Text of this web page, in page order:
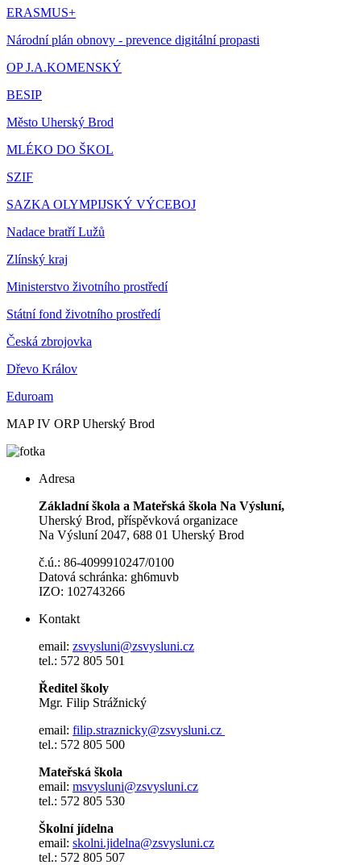
ERASMUS+
Národní plán obnovy - prevence digitální propasti
OP J.A.KOMENSKÝ
BESIP
Město Uherský Brod
MLÉKO DO ŠKOL
SZIF
SAZKA OLYMPIJSKÝ VÝCEBOJ
Nadace bratří Lužů
Zlínský kraj
Ministerstvo životního prostředí
Státní fond životního prostředí
Česká zbrojovka
Dřevo Králov
Eduroam
MAP IV ORP Uherský Brod
Adresa
Základní škola a Mateřská škola Na Výsluní,
Uherský Brod, příspěvková organizace
Na Výsluní 2047, 688 01 Uherský Brod
č.ú.: 86-4099910247/0100
Datová schránka: gh6muvb
IZO: 102743266
Kontakt
email: zsvysluni@zsvysluni.cz
tel.: 572 805 501
Ředitel školy
Mgr. Filip Strážnický
email: filip.straznicky@zsvysluni.cz
tel.: 572 805 500
Mateřská škola
email: msvysluni@zsvysluni.cz
tel.: 572 805 530
Školní jídelna
email: skolni.jidelna@zsvysluni.cz
tel.: 572 805 507